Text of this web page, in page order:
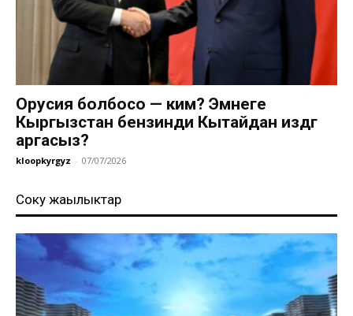
Орусия болбосо — ким? Эмнеге
Кыргызстан бензинди Кытайдан издөөгө
аргасыз?
kloopkyrgyz - 07/07/2026
Соңку жаңылыктар